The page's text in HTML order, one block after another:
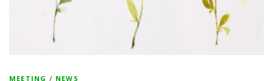
MEETING / NEWS